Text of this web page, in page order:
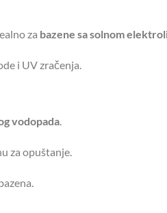
za bazene sa solnom
i UV zračenja.
vodopada
za opuštanje.